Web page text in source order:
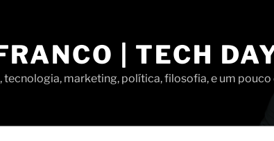
| TECH
marketing, política, filosofia, e um pouco